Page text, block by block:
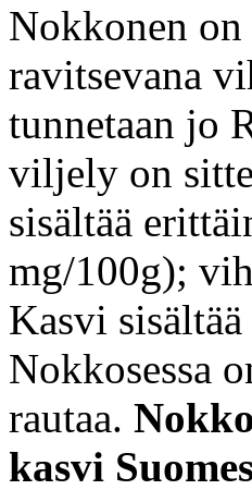
Nokkonen
ravitsevana
tunnetaan jo
viljely on
sisältää
mg/100g);
Kasvi
Nokkosessa
rautaa.
kasvi